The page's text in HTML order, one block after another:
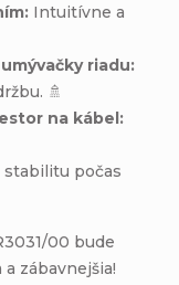
Intuitívne a
riadu:
🚿
na kábel:
stabilitu počas
00 bude
zábavnejšia!